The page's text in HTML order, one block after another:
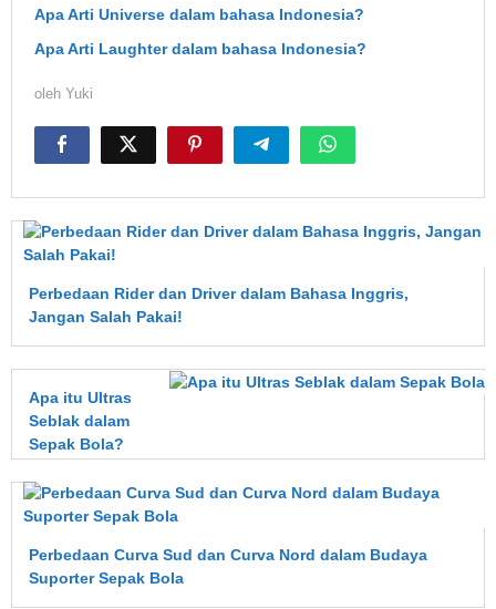
Apa Arti Universe dalam bahasa Indonesia?
Apa Arti Laughter dalam bahasa Indonesia?
oleh Yuki
Perbedaan Rider dan Driver dalam Bahasa Inggris,
Jangan Salah Pakai!
Apa itu Ultras
Seblak dalam
Sepak Bola?
Perbedaan Curva Sud dan Curva Nord dalam Budaya
Suporter Sepak Bola